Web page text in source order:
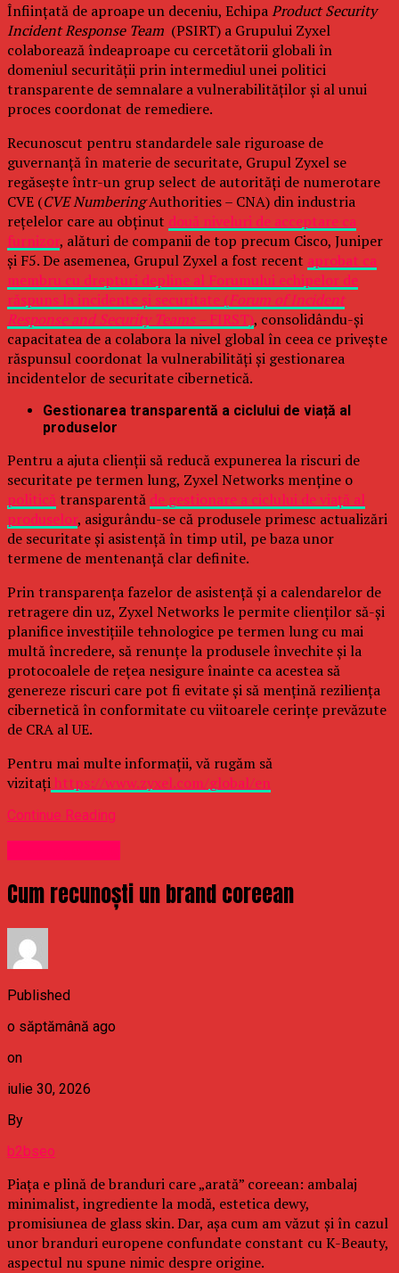
Înființată de aproape un deceniu, EchipaProduct Security
Incident Response Team (PSIRT) a Grupului Zyxel
colaborează îndeaproape cu cercetătorii globali în
domeniul securității prin intermediul unei politici
transparente de semnalare a vulnerabilităților și al unui
proces coordonat de remediere.
Recunoscut pentru standardele sale riguroase de
guvernanță în materie de securitate, Grupul Zyxel se
regăsește într-un grup select de autorități de numerotare
CVE (CVE NumberingAuthorities – CNA) din industria
rețelelor care au obținut două niveluri de acceptare ca
furnizor, alături de companii de top precum Cisco, Juniper
și F5. De asemenea, Grupul Zyxel a fost recent aprobat ca
membru cu drepturi depline al Forumului echipelor de
răspuns la incidente și securitate (Forum of Incident
Response and Security Teams –FIRST), consolidându-și
capacitatea de a colabora la nivel global în ceea ce privește
răspunsul coordonat la vulnerabilități și gestionarea
incidentelor de securitate cibernetică.
Gestionarea transparentă a ciclului de viață al
produselor
Pentru a ajuta clienții să reducă expunerea la riscuri de
securitate pe termen lung, Zyxel Networks menține o
politică transparentă de gestionare a ciclului de viață al
produselor, asigurându-se că produsele primesc actualizări
de securitate și asistență în timp util, pe baza unor
termene de mentenanță clar definite.
Prin transparența fazelor de asistență și a calendarelor de
retragere din uz, Zyxel Networks le permite clienților să-și
planifice investițiile tehnologice pe termen lung cu mai
multă încredere, să renunțe la produsele învechite și la
protocoalele de rețea nesigure înainte ca acestea să
genereze riscuri care pot fi evitate și să mențină reziliența
cibernetică în conformitate cu viitoarele cerințe prevăzute
de CRA al UE.
Pentru mai multe informații, vă rugăm să
vizitațihttps://www.zyxel.com/global/en
Continue Reading
Cum recunoști un brand coreean
Published
o săptămână ago
on
iulie 30, 2026
By
b2bseo
Piața e plină de branduri care „arată” coreean: ambalaj
minimalist, ingrediente la modă, estetica dewy,
promisiunea de glass skin. Dar, așa cum am văzut și în cazul
unor branduri europene confundate constant cu K-Beauty,
aspectul nu spune nimic despre origine.